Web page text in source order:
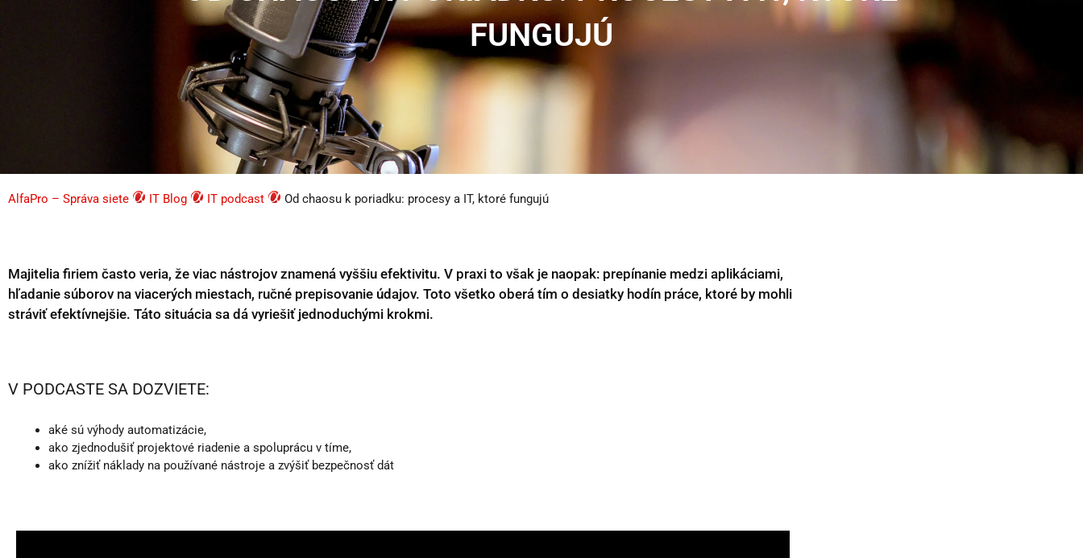
FUNGUJÚ
AlfaPro – Správa siete IT Blog IT podcast Od chaosu k poriadku: procesy a IT, ktoré fungujú
Majitelia firiem často veria, že viac nástrojov znamená vyššiu efektivitu. V praxi to však je naopak: prepínanie medzi aplikáciami,
hľadanie súborov na viacerých miestach, ručné prepisovanie údajov. Toto všetko oberá tím o desiatky hodín práce, ktoré by mohli
stráviť efektívnejšie. Táto situácia sa dá vyriešiť jednoduchými krokmi.
V PODCASTE SA DOZVIETE:
aké sú výhody automatizácie,
ako zjednodušiť projektové riadenie a spoluprácu v tíme,
ako znížiť náklady na používané nástroje a zvýšiť bezpečnosť dát